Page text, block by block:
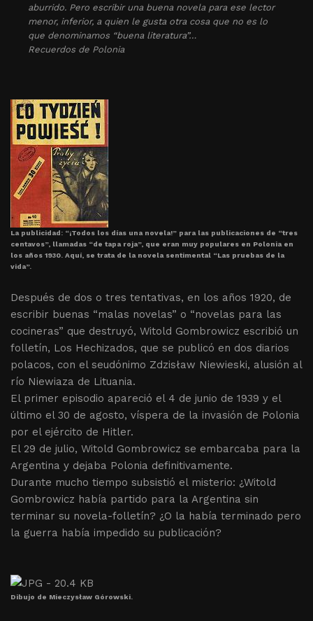
aburrido. Pero escribir una buena novela para ese lector
menor, inferior, a quien le gusta otra cosa que no es lo
que denominamos “buena literatura”…
Recuerdos de Polonia
La publicidad: “¡Todos los días una novela!” para las publicaciones de “tres
centavos”, llamadas “de tapa roja”, que eran muy populares en Polonia en
los años 1930. Aquí, se trata de la novela sentimental “Las pruebas de la
vida”.
Después de dos o tres tentativas, en los años 1920, de
escribir buenas “malas novelas” o “novelas para las
cocineras” que destruyó, Witold Gombrowicz escribió un
folletín, Los Hechizados, que se publicó en dos diarios
polacos, con el seudónimo Zdzisław Niewieski, alusión al
río Niewiaza de Lituania.
El primer episodio apareció el 4 de junio de 1939 y el
último el 30 de agosto, víspera de la invasión de Polonia
por el ejército de Hitler.
El 29 de julio, Witold Gombrowicz se embarcaba para la
Argentina y dejaba Polonia definitivamente.
Durante mucho tiempo subsistió el misterio: ¿Witold
Gombrowicz había partido para la Argentina sin
terminar su novela-folletín? ¿O la había terminado pero
la guerra había impedido su publicación?
Dibujo de Mieczysław Górowski.